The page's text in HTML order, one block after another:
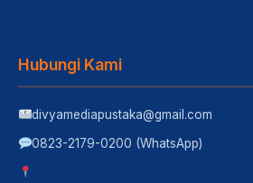
Hubungi Kami
divyamediapustaka@gmail.com
0823-2179-0200 (WhatsApp)